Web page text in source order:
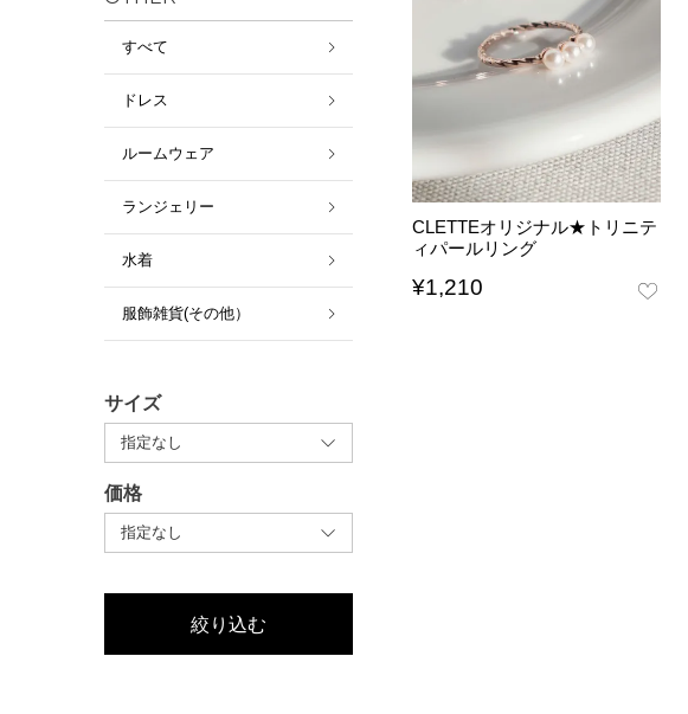
すべて
ドレス
ルームウェア
ランジェリー
水着
服飾雑貨(その他）
サイズ
価格
絞り込む
CLETTEオリジナル★トリニテ
ィパールリング
¥1,210